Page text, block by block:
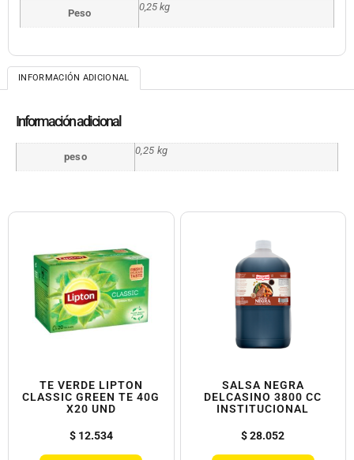
Peso
0,25 kg
INFORMACIÓN ADICIONAL
Información adicional
peso
0,25 kg
TE VERDE LIPTON
CLASSIC GREEN TE 40G
X20 UND
$12.534
SALSA NEGRA
DELCASINO 3800 CC
INSTITUCIONAL
$28.052